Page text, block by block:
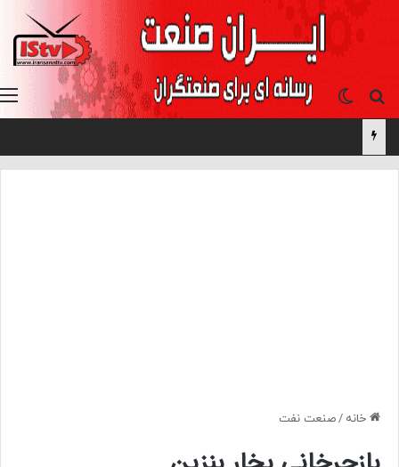
جستجو برایتغییر پوسته
خانه /صنعت نفت